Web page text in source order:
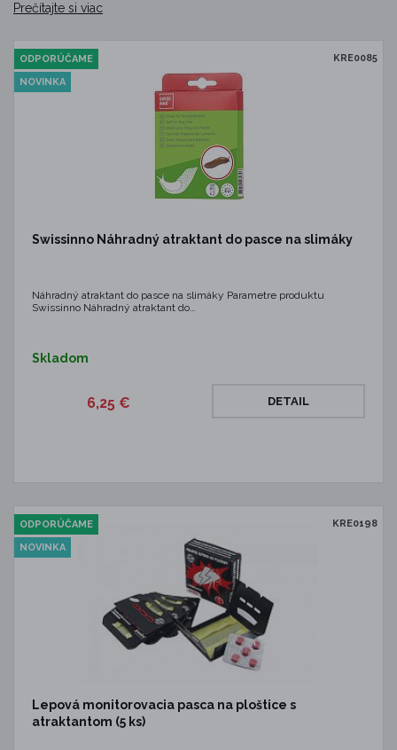
Prečítajte si viac
KRE0085
ODPORÚČAME
NOVINKA
Swissinno Náhradný atraktant do pasce na slimáky
Náhradný atraktant do pasce na slimáky Parametre produktu
Swissinno Náhradný atraktant do…
Skladom
6,25 € DETAIL
KRE0198
ODPORÚČAME
NOVINKA
Lepová monitorovacia pasca na ploštice s
atraktantom (5 ks)